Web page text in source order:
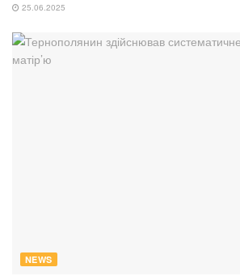
25.06.2025
NEWS